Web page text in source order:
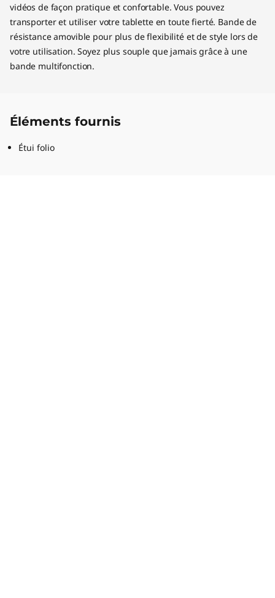
vidéos de façon pratique et confortable. Vous pouvez
transporter et utiliser votre tablette en toute fierté. Bande de
résistance amovible pour plus de flexibilité et de style lors de
votre utilisation. Soyez plus souple que jamais grâce à une
bande multifonction.
Éléments fournis
Étui folio